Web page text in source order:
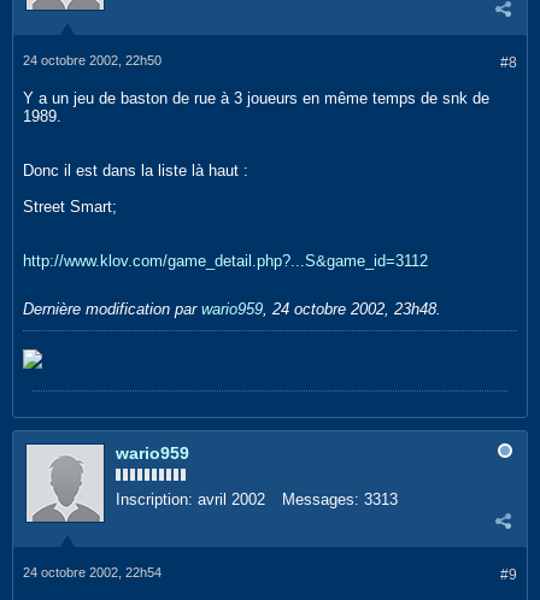
#8
24 octobre 2002, 22h50
Y a un jeu de baston de rue à 3 joueurs en même temps de snk de
1989.
Donc il est dans la liste là haut :
Street Smart;
http://www.klov.com/game_detail.php?...S&game_id=3112
Dernière modification par wario959, 24 octobre 2002, 23h48.
wario959
Inscription: avril 2002 Messages: 3313
#9
24 octobre 2002, 22h54